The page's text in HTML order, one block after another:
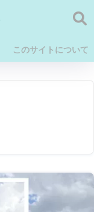
このサイトについて